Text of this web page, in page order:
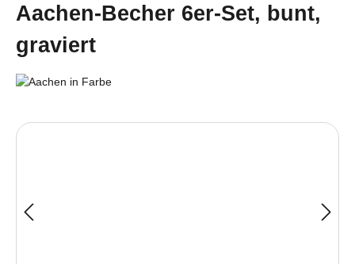
Aachen-Becher 6er-Set, bunt,
graviert
Bildergalerie überspringen